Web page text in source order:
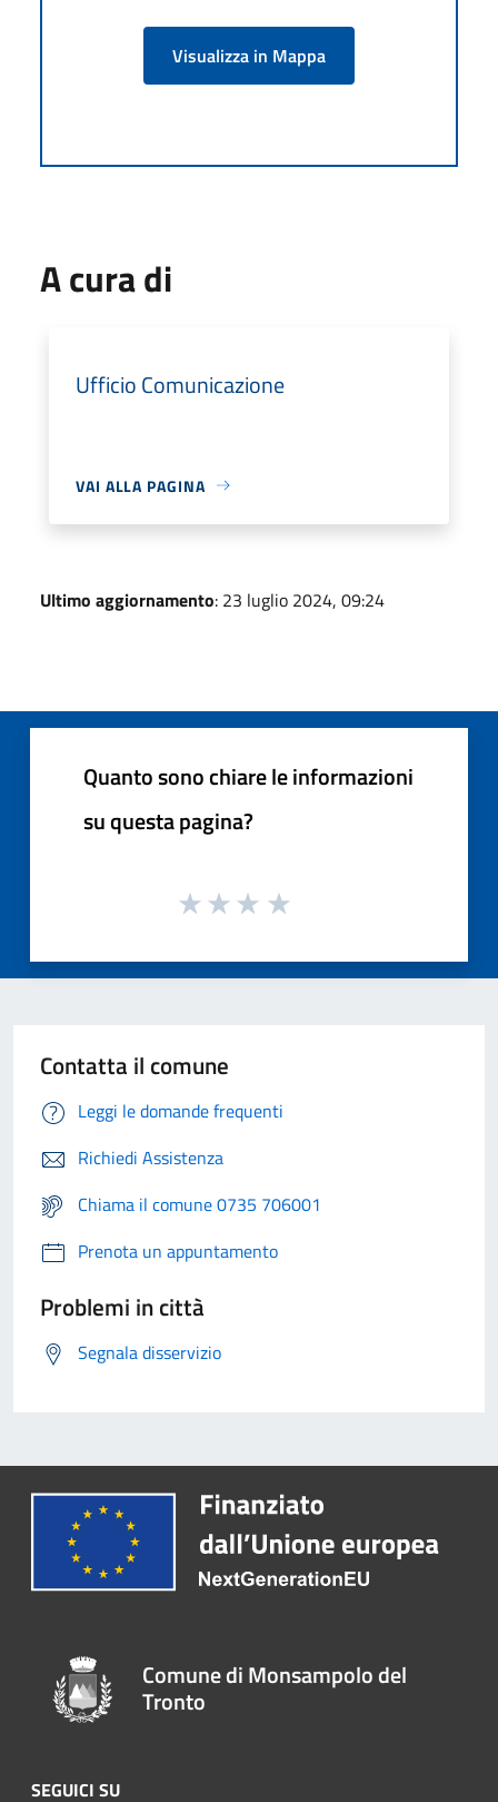
Visualizza in Mappa
A cura di
Ufficio Comunicazione
VAI ALLA PAGINA
Ultimo aggiornamento: 23 luglio 2024, 09:24
Quanto sono chiare le informazioni
su questa pagina?
Contatta il comune
Leggi le domande frequenti
Richiedi Assistenza
Chiama il comune 0735 706001
Prenota un appuntamento
Problemi in città
Segnala disservizio
Comune di Monsampolo del
Tronto
SEGUICI SU